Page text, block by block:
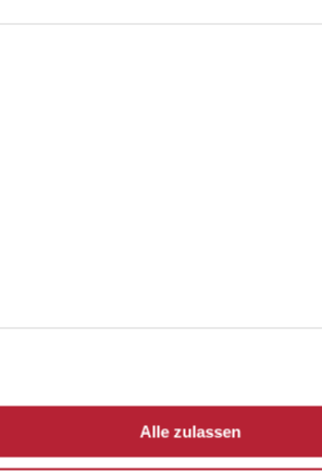
Alle zulassen
der klassische Winzersekt, welcher
denen die Kohlensäure unter
zugegeben oder imprägniert wird.